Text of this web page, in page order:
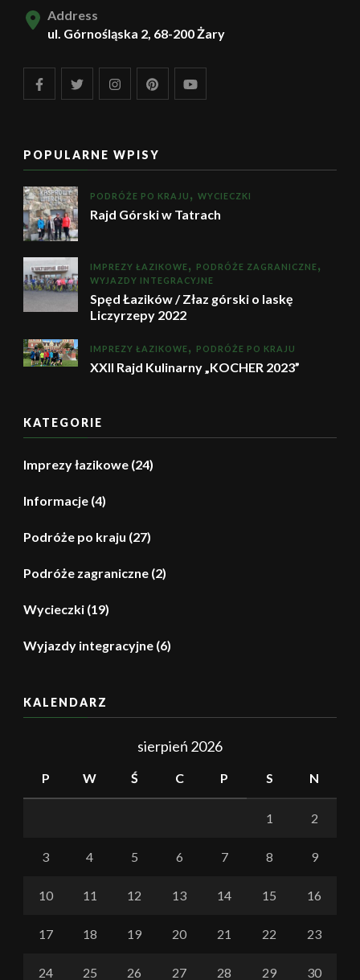
Address
ul. Górnośląska 2, 68-200 Żary
POPULARNE WPISY
PODRÓŻE PO KRAJU WYCIECZKI
Rajd Górski w Tatrach
IMPREZY ŁAZIKOWE
PODRÓŻE ZAGRANICZNE
WYJAZDY INTEGRACYJNE
Spęd Łazików / Złaz górski o laskę
Liczyrzepy 2022
IMPREZY ŁAZIKOWE PODRÓŻE PO KRAJU
XXII Rajd Kulinarny „KOCHER 2023”
KATEGORIE
Imprezy łazikowe (24)
Informacje (4)
Podróże po kraju (27)
Podróże zagraniczne (2)
Wycieczki (19)
Wyjazdy integracyjne (6)
KALENDARZ
sierpień 2026
P W Ś C P S N
1 2
3 4 5 6 7 8 9
10 11 12 13 14 15 16
17 18 19 20 21 22 23
24 25 26 27 28 29 30